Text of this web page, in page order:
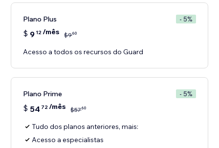
Plano Plus - 5%
$ 9 12/mês $960
Acesso a todos os recursos do Guard
Plano Prime - 5%
$ 54 72/mês $5760
Tudo dos planos anteriores, mais:
Acesso a especialistas